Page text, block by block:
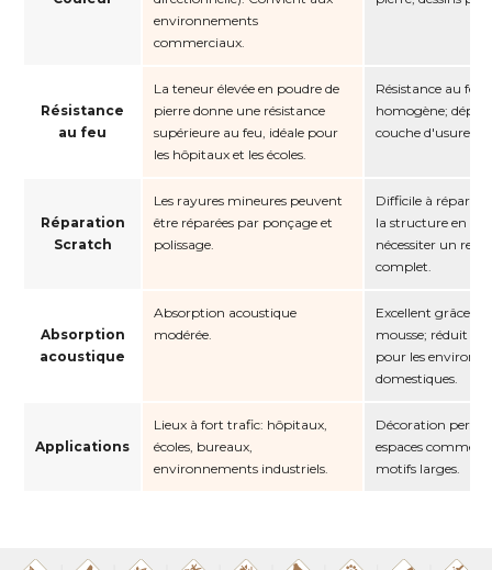
environnements
commerciaux.
Résistance
au feu
La teneur élevée en poudre de
pierre donne une résistance
supérieure au feu, idéale pour
les hôpitaux et les écoles.
Résistance au feu
homogène;
couche d'usure.
Réparation
Scratch
Les rayures mineures peuvent
être réparées par ponçage et
polissage.
Difficile à réparer
la structure en
nécessiter un
complet.
Absorption
acoustique
Absorption acoustique
modérée.
Excellent grâce à
mousse; réduit le
pour les
domestiques.
Applications
Lieux à fort trafic: hôpitaux,
écoles, bureaux,
environnements industriels.
Décoration
espaces
motifs larges.